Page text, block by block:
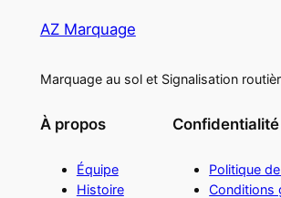
AZ Marquage
Marquage au sol et Signalisation
À propos
Équipe
Histoire
Confidentialité
Politique
Conditions